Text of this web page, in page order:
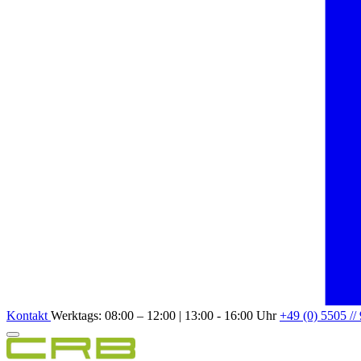
Kontakt Werktags: 08:00 – 12:00 | 13:00 - 16:00 Uhr+49 (0) 5505 //